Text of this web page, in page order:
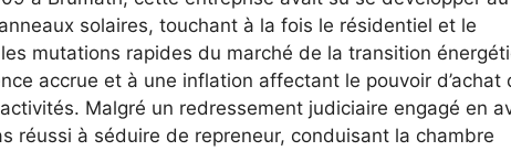
solaires, touchant à la fois le résidentiel et le
mutations rapides du marché de la transition
accrue et à une inflation affectant le pouvoir d’achat
Malgré un redressement judiciaire engagé en
réussi à séduire de repreneur, conduisant la chambre